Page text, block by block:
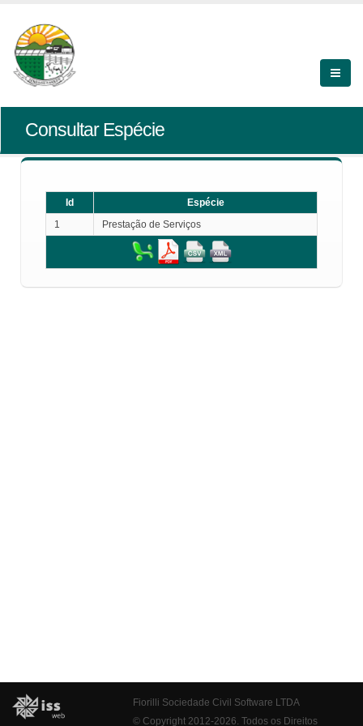
Consultar Espécie
Id
Espécie
1
Prestação de Serviços
Fiorilli Sociedade Civil Software LTDA
© Copyright 2012-2026. Todos os Direitos